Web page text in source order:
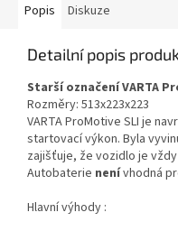
Popis Diskuze
Detailní popis
Starší označení VARTA
Rozměry: 513x223x223
VARTA ProMotive SLI je
startovací výkon. Byla
zajišťuje, že vozidlo je
Autobaterie nenívhodná
Hlavní výhody :